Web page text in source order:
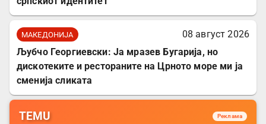
МАКЕДОНИЈА
08 август 2026
Љубчо Георгиевски: Ја мразев Бугарија, но
дискотеките и рестораните на Црното море ми ја
сменија сликата
TEMU Реклама